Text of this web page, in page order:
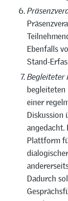
Ebenfalls
Stand-
einer
Diskussion
angedacht.
Plattform
Dadurch